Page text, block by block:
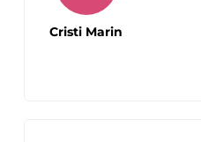
Starpil
Cristi Marin